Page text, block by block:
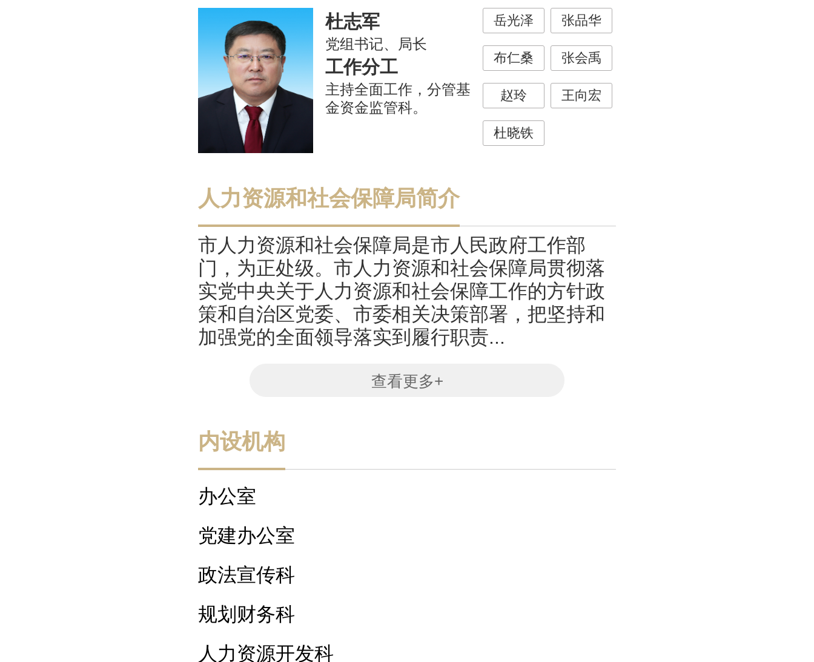
杜志军
党组书记、局长
工作分工
主持全面工作，分管基
金资金监管科。
岳光泽 张品华
布仁桑 张会禹
赵玲 王向宏
杜晓铁
人力资源和社会保障局简介
市人力资源和社会保障局是市人民政府工作部
门，为正处级。市人力资源和社会保障局贯彻落
实党中央关于人力资源和社会保障工作的方针政
策和自治区党委、市委相关决策部署，把坚持和
加强党的全面领导落实到履行职责...
查看更多+
内设机构
办公室
党建办公室
政法宣传科
规划财务科
人力资源开发科